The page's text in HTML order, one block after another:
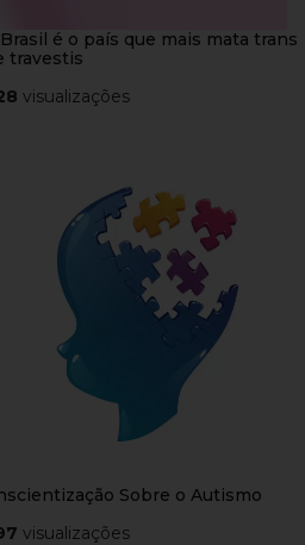
é o país que mais mata trans
travestis
visualizações
Sobre o Autismo
visualizações